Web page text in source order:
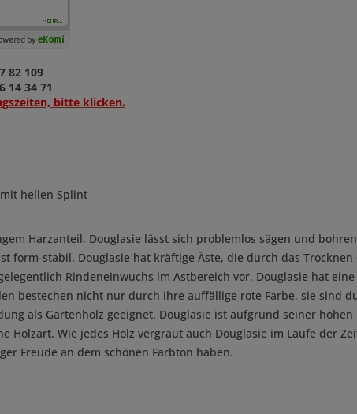
109
34 71
bitte klicken.
hellen Splint
Harzanteil. Douglasie lässt sich problemlos sägen und
form-stabil. Douglasie hat kräftige Äste, die durch das
Rindeneinwuchs im Astbereich vor. Douglasie hat
bestechen nicht nur durch ihre auffällige rote Farbe, sie sind
als Gartenholz geeignet. Douglasie ist aufgrund seiner
Holzart. Wie jedes Holz vergraut auch Douglasie im Laufe der
Freude an dem schönen Farbton haben.